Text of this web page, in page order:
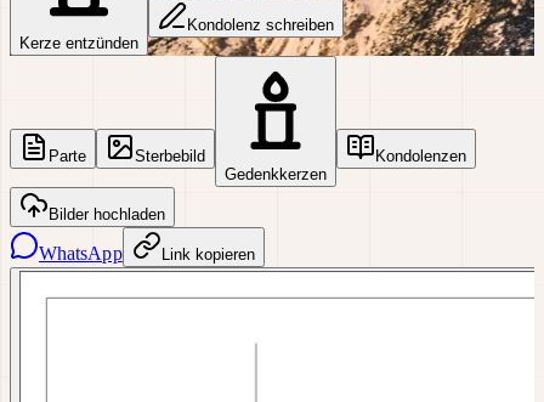
Kerze entzünden
Kondolenz schreiben
Parte
Sterbebild
Gedenkkerzen
Kondolenzen
Bilder hochladen
WhatsApp Link kopieren